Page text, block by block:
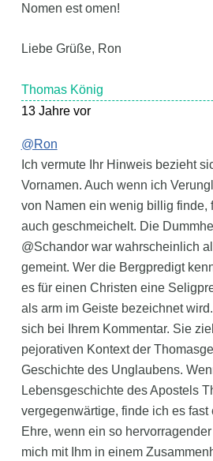
Nomen est omen!
Liebe Grüße, Ron
Thomas König
13 Jahre vor
@Ron
Ich vermute Ihr Hinweis bezieht
Vornamen. Auch wenn ich
von Namen ein wenig billig finde,
auch geschmeichelt. Die
@Schandor war wahrscheinlich
gemeint. Wer die Bergpredigt
es für einen Christen eine
als arm im Geiste bezeichnet
sich bei Ihrem Kommentar. Sie
pejorativen Kontext der
Geschichte des Unglaubens.
Lebensgeschichte des Apostels
vergegenwärtige, finde ich es
Ehre, wenn ein so
mich mit Ihm in einem